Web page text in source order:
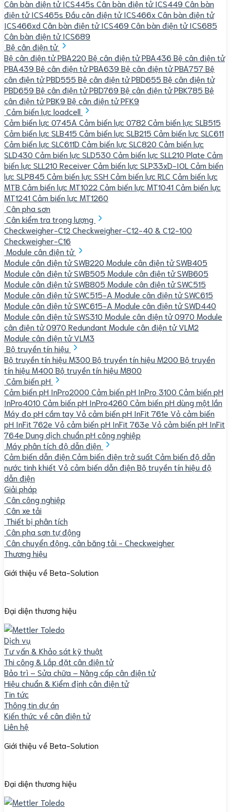
Cân bàn điện tử ICS445s Cân bàn điện tử ICS449 Cân bàn
điện tử ICS465s Đầu cân điện tử ICS466xCân bàn điện tử
ICS466xd Cân bàn điện tử ICS469 Cân bàn điện tử ICS685
Cân bàn điện tử ICS689
Bệ cân điện tử
Bệ cân điện tử PBA220 Bệ cân điện tử PBA436 Bệ cân điện tử
PBA439 Bệ cân điện tử PBA639 Bệ cân điện tử PBA757Bệ
cân điện tử PBD555 Bệ cân điện tử PBD655 Bệ cân điện tử
PBD659 Bệ cân điện tử PBD769 Bệ cân điện tử PBK785 Bệ
cân điện tử PBK9 Bệ cân điện tử PFK9
Cảm biến lực loadcell
Cảm biến lực 0745A Cảm biến lực 0782 Cảm biến lực SLB515
Cảm biến lực SLB415 Cảm biến lực SLB215 Cảm biến lực SLC611
Cảm biến lực SLC611D Cảm biến lực SLC820 Cảm biến lực
SLD430 Cảm biến lực SLD530 Cảm biến lực SLL210 Plate Cảm
biến lực SLL210 ReceiverCảm biến lực SLP33xD-IOL Cảm biến
lực SLP845 Cảm biến lực SSH Cảm biến lực RLC Cảm biến lực
MTB Cảm biến lực MT1022 Cảm biến lực MT1041Cảm biến lực
MT1241Cảm biến lực MT1260
Cân pha sơn
Cân kiểm tra trọng lượng
Checkweigher-C12 Checkweigher-C12-40 & C12-100
Checkweigher-C16
Module cân điện tử
Module cân điện tử SWB220 Module cân điện tử SWB405
Module cân điện tử SWB505 Module cân điện tử SWB605
Module cân điện tử SWB805 Module cân điện tử SWC515
Module cân điện tử SWC515-A Module cân điện tử SWC615
Module cân điện tử SWC615-A Module cân điện tử SWD440
Module cân điện tử SWS310 Module cân điện tử 0970 Module
cân điện tử 0970 Redundant Module cân điện tử VLM2
Module cân điện tử VLM3
Bộ truyền tín hiệu
Bộ truyền tín hiệu M300 Bộ truyền tín hiệu M200 Bộ truyền
tín hiệu M400 Bộ truyền tín hiệu M800
Cảm biến pH
Cảm biến pH InPro2000 Cảm biến pH InPro 3100 Cảm biến pH
InPro4010 Cảm biến pH InPro4260 Cảm biến pH dùng một lần
Máy đo pH cầm tay Vỏ cảm biến pH InFit 761e Vỏ cảm biến
pH InFit 762e Vỏ cảm biến pH InFit 763e Vỏ cảm biến pH InFit
764e Dung dịch chuẩn pH công nghiệp
Máy phân tích độ dẫn điện
Cảm biến dẫn điện Cảm biến điện trở suất Cảm biến độ dẫn
nước tinh khiết Vỏ cảm biến dẫn điện Bộ truyền tín hiệu độ
dẫn điện
Giải pháp
Cân công nghiệp
Cân xe tải
Thiết bị phân tích
Cân pha sơn tự động
Cân chuyển động, cân băng tải - Checkweigher
Thương hiệu
Giới thiệu về Beta-Solution
Đại diện thương hiệu
Dịch vụ
Tư vấn & Khảo sát kỹ thuật
Thi công & Lắp đặt cân điện tử
Bảo trì – Sửa chữa – Nâng cấp cân điện tử
Hiệu chuẩn & Kiểm định cân điện tử
Tin tức
Thông tin dự án
Kiến thức về cân điện tử
Liên hệ
Giới thiệu về Beta-Solution
Đại diện thương hiệu